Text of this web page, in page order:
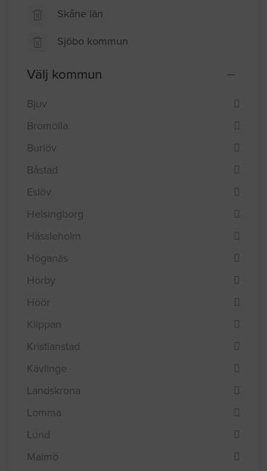
Skåne län
Sjöbo kommun
Välj kommun
Bjuv
Bromölla
Burlöv
Båstad
Eslöv
Helsingborg
Hässleholm
Höganäs
Hörby
Höör
Klippan
Kristianstad
Kävlinge
Landskrona
Lomma
Lund
Malmö